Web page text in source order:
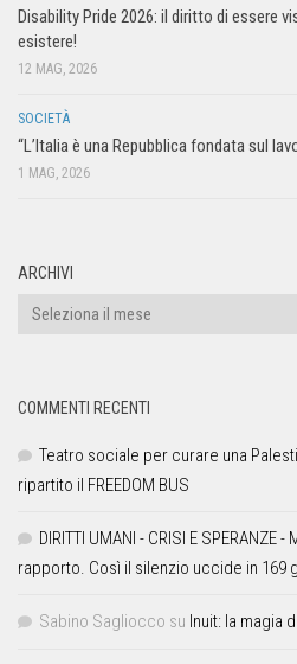
Disability Pride 2026: il diritto di essere
esistere!
12 MAG, 2026
SOCIETÀ
“L’Italia è una Repubblica fondata sul
1 MAG, 2026
ARCHIVI
COMMENTI RECENTI
Teatro sociale per curare una
ripartito il FREEDOM BUS
DIRITTI UMANI - CRISI E SPERANZE
rapporto. Così il silenzio uccide in 169
Sabino Sagliocco su Inuit: la magia